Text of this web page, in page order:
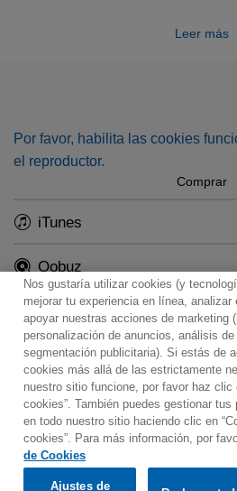
Leer más
Por favor, habilita las cookies
el reproductor.
Comprar
iTunes
Qobuz
Contacto Boletin informativo
Política de Privacidad
Mapa
Ajustes de
Would you prefer to visit our
Nos gustaría utilizar cookies (y
mejorar tu experiencia en línea,
apoyar nuestras acciones de marketing
personalización de anuncios, análisis
segmentación publicitaria). Si estás de
cookies más allá de las estrictamente
nuestro sitio funcione, por favor haz clic
cookies”. También puedes gestionar
en todo nuestro sitio haciendo clic en
cookies”. Para más información, por
de Cookies
Ajustes de